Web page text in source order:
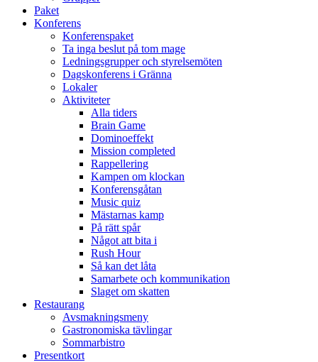
Paket
Konferens
Konferenspaket
Ta inga beslut på tom mage
Ledningsgrupper och styrelsemöten
Dagskonferens i Gränna
Lokaler
Aktiviteter
Alla tiders
Brain Game
Dominoeffekt
Mission completed
Rappellering
Kampen om klockan
Konferensgåtan
Music quiz
Mästarnas kamp
På rätt spår
Något att bita i
Rush Hour
Så kan det låta
Samarbete och kommunikation
Slaget om skatten
Restaurang
Avsmakningsmeny
Gastronomiska tävlingar
Sommarbistro
Presentkort